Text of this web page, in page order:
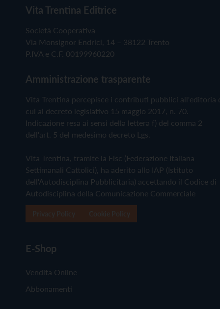
Vita Trentina Editrice
Società Cooperativa
Via Monsignor Endrici, 14 – 38122 Trento
P.IVA e C.F. 00199960220
Amministrazione trasparente
Vita Trentina percepisce i contributi pubblici all'editoria
cui al decreto legislativo 15 maggio 2017, n. 70.
Indicazione resa ai sensi della lettera f) del comma 2
dell'art. 5 del medesimo decreto Lgs.
Vita Trentina, tramite la Fisc (Federazione Italiana
Settimanali Cattolici), ha aderito allo IAP (Istituto
dell'Autodisciplina Pubblicitaria) accettando il Codice di
Autodisciplina della Comunicazione Commerciale
E-Shop
Vendita Online
Abbonamenti